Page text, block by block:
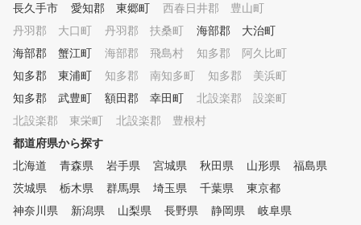
⑤自分のスイング動画を見なが
ら簡単レッスン！ 高性能シミ
ュレーターでスイング再生でき
るため、自分のスイングの癖や
軌道が分かり易く再現でき、早
期の上達を目指すことができま
本を一から学び直す事で、正し
い効率的なスイングを身に付け
る事が出来ます。 ⑥レッスン
のついでにお買い物！続けて通
いやすくてとても便利！ 当ス
クールは他のゴルフスクールと
長久手市
愛知郡 東郷町
西春日井郡 豊山町
丹羽郡 大口町
丹羽郡 扶桑町
海部郡 大治町
海部郡 蟹江町
海部郡 飛島村
知多郡 阿久比町
知多郡 東浦町
知多郡 南知多町
知多郡 美浜町
知多郡 武豊町
額田郡 幸田町
北設楽郡 設楽町
北設楽郡 東栄町
北設楽郡 豊根村
都道府県から探す
北海道
青森県 岩手県 宮城県 秋田県 山形県
福島県
茨城県
栃木県 群馬県 埼玉県 千葉県
東京都
神奈川県
新潟県 山梨県 長野県 静岡県
岐阜県